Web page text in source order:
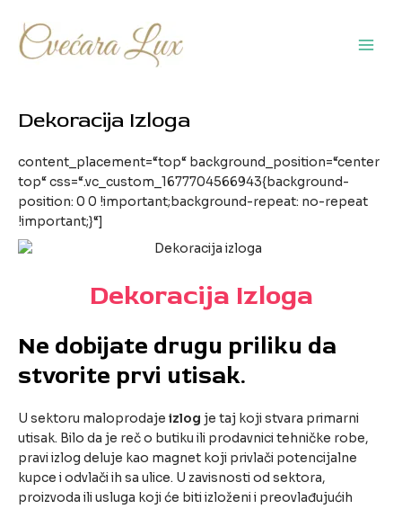
sadržaj
Dekoracija Izloga
content_placement=“top“ background_position=“center
top“ css=“.vc_custom_1677704566943{background-
position: 0 0 !important;background-repeat: no-repeat
!important;}“]
Dekoracija Izloga
Ne dobijate drugu priliku da
stvorite prvi utisak.
U sektoru maloprodaje izlog je taj koji stvara primarni
utisak. Bilo da je reč o butiku ili prodavnici tehničke robe,
pravi izlog deluje kao magnet koji privlači potencijalne
kupce i odvlači ih sa ulice. U zavisnosti od sektora,
proizvoda ili usluga koji će biti izloženi i preovlađujućih